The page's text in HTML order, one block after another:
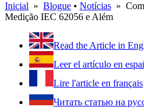
Inicial » Blogue • Notícias »
Medição IEC 62056 e Além
Read the Article in
Leer el artículo en
Lire l'article en français
Читать статью на